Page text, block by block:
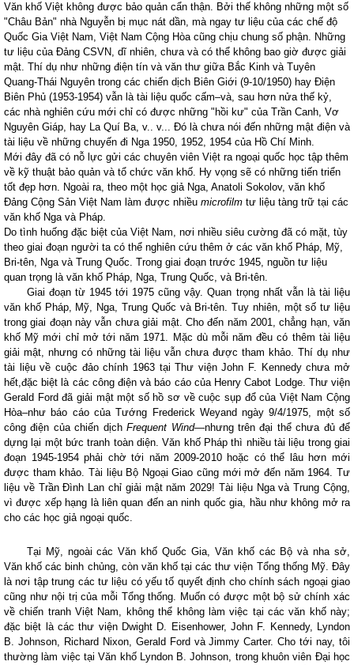
Văn khố Việt không được bảo quản cẩn thận. Bởi thế không những một số
"Châu Bản" nhà Nguyễn bị mục nát dần, mà ngay tư liệu của các chế độ
Quốc Gia Việt Nam, Việt Nam Cộng Hòa cũng chịu chung số phận. Những
tư liệu của Đảng CSVN, dĩ nhiên, chưa và có thể không bao giờ được giải
mật. Thí dụ như những điện tín và văn thư giữa Bắc Kinh và Tuyên
Quang-Thái Nguyên trong các chiến dịch Biên Giới (9-10/1950) hay Điện
Biên Phủ (1953-1954) vẫn là tài liệu quốc cấm–và, sau hơn nửa thế kỷ,
các nhà nghiên cứu mới chỉ có được những "hồi kư" của Trần Canh, Vơ
Nguyên Giáp, hay La Quí Ba, v.. v... Đó là chưa nói đến những mật điện và
tài liệu về những chuyến đi Nga 1950, 1952, 1954 của Hồ Chí Minh.
Mới đây đã có nỗ lực gửi các chuyên viên Việt ra ngoại quốc học tập thêm
về kỹ thuật bảo quản và tổ chức văn khố. Hy vọng sẽ có những tiến triển
tốt đẹp hơn. Ngoài ra, theo một học giả Nga, Anatoli Sokolov, văn khố
Đảng Cộng Sản Việt Nam làm được nhiều microfilm tư liệu tàng trữ tại các
văn khố Nga và Pháp.
Do tình huống đặc biệt của Việt Nam, nơi nhiều siêu cường đã có mặt, tùy
theo giai đoạn người ta có thể nghiên cứu thêm ở các văn khố Pháp, Mỹ,
Bri-tên, Nga và Trung Quốc. Trong giai đoạn trước 1945, nguồn tư liệu
quan trọng là văn khố Pháp, Nga, Trung Quốc, và Bri-tên.
Giai đoạn từ 1945 tới 1975 cũng vậy. Quan trọng nhất vẫn là tài liệu
văn khố Pháp, Mỹ, Nga, Trung Quốc và Bri-tên. Tuy nhiên, một số tư liệu
trong giai đoạn này vẫn chưa giải mật. Cho đến năm 2001, chẳng hạn, văn
khố Mỹ mới chỉ mở tới năm 1971. Mặc dù mỗi năm đều có thêm tài liệu
giải mật, nhưng có những tài liệu vẫn chưa được tham khảo. Thí dụ như
tài liệu về cuộc đảo chính 1963 tại Thư viện John F. Kennedy chưa mở
hết,đặc biệt là các công điện và báo cáo của Henry Cabot Lodge. Thư viện
Gerald Ford đã giải mật một số hồ sơ về cuộc sụp đổ của Việt Nam Cộng
Hòa–như báo cáo của Tướng Frederick Weyand ngày 9/4/1975, một số
công điện của chiến dịchFrequent Wind—nhưng trên đại thể chưa đủ để
dựng lại một bức tranh toàn diện. Văn khố Pháp thì nhiều tài liệu trong giai
đoạn 1945-1954 phải chờ tới năm 2009-2010 hoặc có thể lâu hơn mới
được tham khảo. Tài liệu Bộ Ngoại Giao cũng mới mở đến năm 1964. Tư
liệu về Trần Đình Lan chỉ giải mật năm 2029! Tài liệu Nga và Trung Cộng,
vì được xếp hạng là liên quan đến an ninh quốc gia, hầu như không mở ra
cho các học giả ngoại quốc.
Tại Mỹ, ngoài các Văn khố Quốc Gia, Văn khố các Bộ và nha sở,
Văn khố các binh chủng, còn văn khố tại các thư viện Tổng thống Mỹ. Đây
là nơi tập trung các tư liệu có yếu tố quyết định cho chính sách ngoại giao
cũng như nội trị của mỗi Tổng thống. Muốn có được một bộ sử chính xác
về chiến tranh Việt Nam, không thể không làm việc tại các văn khố này;
đặc biệt là các thư viện Dwight D. Eisenhower, John F. Kennedy, Lyndon
B. Johnson, Richard Nixon, Gerald Ford và Jimmy Carter. Cho tới nay, tôi
thường làm việc tại Văn khố Lyndon B. Johnson, trong khuôn viên Đại học